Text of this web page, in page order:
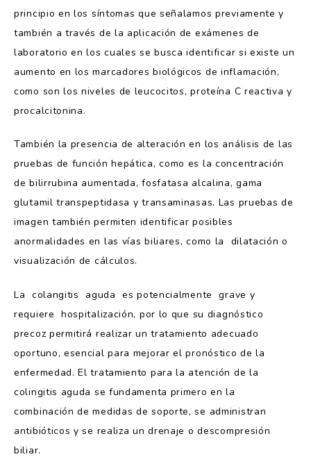
principio en los síntomas que señalamos previamente y
también a través de la aplicación de exámenes de
laboratorio en los cuales se busca identificar si existe un
aumento en los marcadores biológicos de inflamación,
como son los niveles de leucocitos, proteína C reactiva y
procalcitonina.
También la presencia de alteración en los análisis de las
pruebas de función hepática, como es la concentración
de bilirrubina aumentada, fosfatasa alcalina, gama
glutamil transpeptidasa y transaminasas. Las pruebas de
imagen también permiten identificar posibles
anormalidades en las vías biliares, como la dilatación o
visualización de cálculos.
La colangitis aguda es potencialmente grave y
requiere hospitalización, por lo que su diagnóstico
precoz permitirá realizar un tratamiento adecuado
oportuno, esencial para mejorar el pronóstico de la
enfermedad. El tratamiento para la atención de la
colingitis aguda se fundamenta primero en la
combinación de medidas de soporte, se administran
antibióticos y se realiza un drenaje o descompresión
biliar.